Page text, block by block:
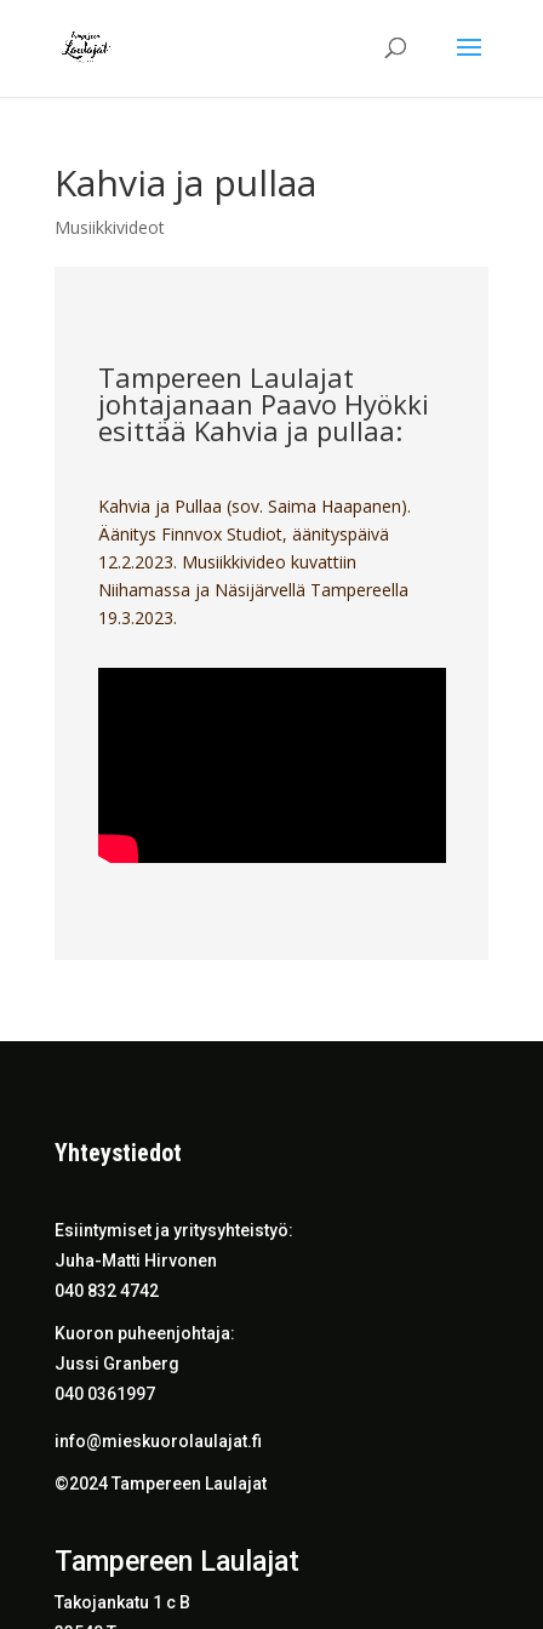
Kahvia ja pullaa
Musiikkivideot
Tampereen Laulajat
johtajanaan Paavo Hyökki
esittää Kahvia ja pullaa:
Kahvia ja Pullaa (sov. Saima Haapanen).
Äänitys Finnvox Studiot, äänityspäivä
12.2.2023. Musiikkivideo kuvattiin
Niihamassa ja Näsijärvellä Tampereella
19.3.2023.
Yhteystiedot
Esiintymiset ja yritysyhteistyö:
Juha-Matti Hirvonen
040 832 4742
Kuoron puheenjohtaja:
Jussi Granberg
040 0361997
info@mieskuorolaulajat.fi
©2024 Tampereen Laulajat
Tampereen Laulajat
Takojankatu 1 c B